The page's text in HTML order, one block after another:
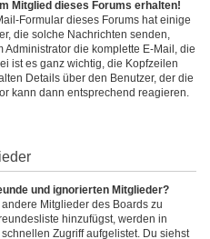
Mitglied dieses Forums erhalten!
Formular dieses Forums hat einige
die solche Nachrichten senden,
die komplette E-Mail, die
ist es ganz wichtig, die Kopfzeilen
Details über den Benutzer, der die
kann dann entsprechend reagieren.
und ignorierten Mitglieder?
Mitglieder des Boards zu
hinzufügst, werden in
Zugriff aufgelistet. Du siehst